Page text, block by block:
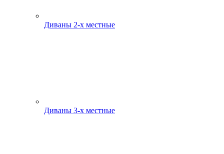
Диваны 2-х местные
Диваны 3-х местные